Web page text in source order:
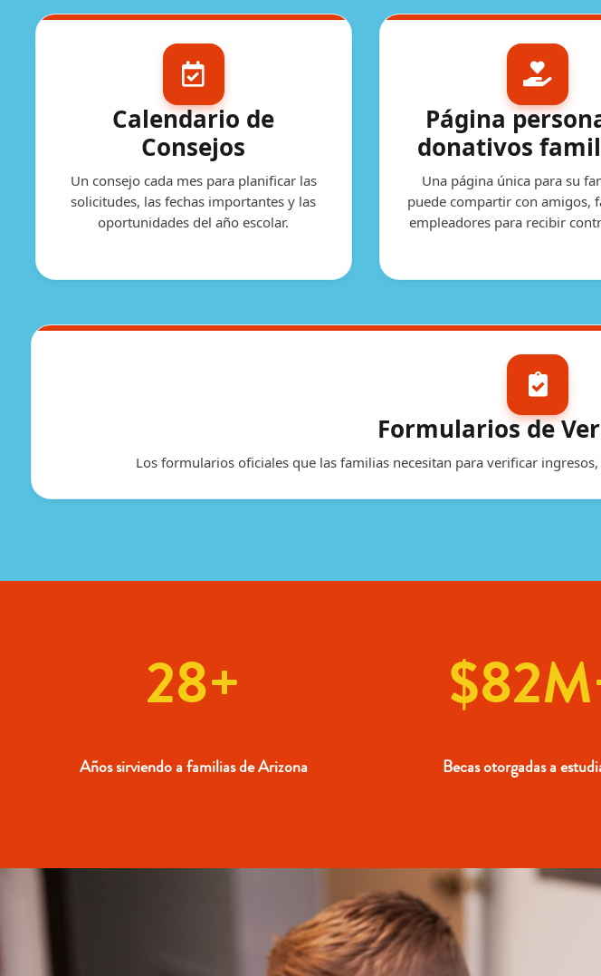
Calendario de
Consejos
Un consejo cada mes para planificar las
solicitudes, las fechas importantes y las
oportunidades del año escolar.
Página
donativos
Una página única para su
puede compartir con amigos,
empleadores para recibir
Formularios de
Los formularios oficiales que las familias necesitan para verificar
28+
Años sirviendo a familias de Arizona Becas otorgadas a